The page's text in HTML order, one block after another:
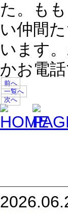
た。も
い仲間
います
かお電
前へ
一覧へ
次へ